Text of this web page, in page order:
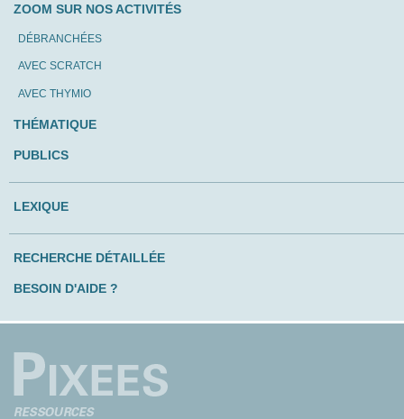
ZOOM SUR NOS ACTIVITÉS
DÉBRANCHÉES
AVEC SCRATCH
AVEC THYMIO
THÉMATIQUE
PUBLICS
LEXIQUE
RECHERCHE DÉTAILLÉE
BESOIN D'AIDE ?